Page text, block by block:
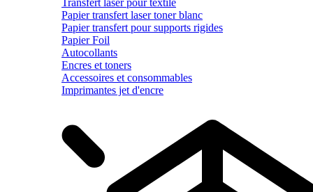
Papier transfert laser toner blanc
Papier transfert pour supports rigides
Papier Foil
Autocollants
Encres et toners
Accessoires et consommables
Imprimantes jet d'encre